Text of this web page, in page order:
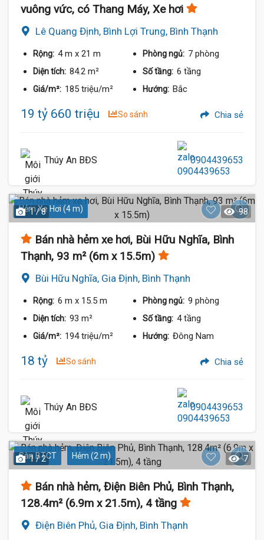
vuông vức, có Thang Máy, Xe hơi
Lê Quang Định, Bình Lợi Trung, Bình Thạnh
Rộng: 4 m x 21 m Phòng ngủ: 7 phòng
Diện tích: 84.2 m² Số tầng: 6 tầng
Giá/m²: 185 triệu/m² Hướng: Bắc
19 tỷ 660 triệu So sánh Chia sẻ
Thúy An BĐS 0904439653
Hẻm Xe Hơi (4 m)
1 / 8 98
Bán nhà hẻm xe hơi, Bùi Hữu Nghĩa, Bình
Thạnh, 93 m² (6m x 15.5m)
Bùi Hữu Nghĩa, Gia Định, Bình Thạnh
Rộng: 6 m x 15.5 m Phòng ngủ: 9 phòng
Diện tích: 93 m² Số tầng: 4 tầng
Giá/m²: 194 triệu/m² Hướng: Đông Nam
18 tỷ So sánh Chia sẻ
Thúy An BĐS 0904439653
Sàn BTCT Hẻm (2 m)
1 / 2 7
Bán nhà hẻm, Điện Biên Phủ, Bình Thạnh,
128.4m² (6.9m x 21.5m), 4 tầng
Điện Biên Phủ, Gia Định, Bình Thạnh